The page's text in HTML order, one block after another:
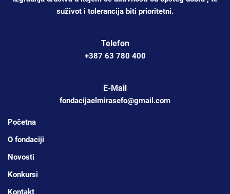
suživot i tolerancija biti prioritetni.
Telefon
+387 63 780 400
E-Mail
fondacijaelmirasefo@gmail.com
Početna
O fondaciji
Novosti
Konkursi
Kontakt